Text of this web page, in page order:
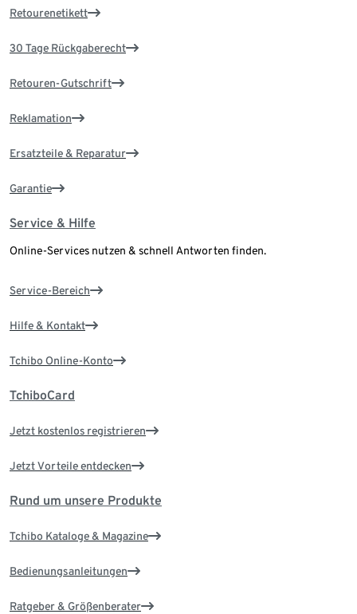
Retourenetikett
30 Tage Rückgaberecht
Retouren-Gutschrift
Reklamation
Ersatzteile & Reparatur
Garantie
Service & Hilfe
Online-Services nutzen & schnell Antworten finden.
Service-Bereich
Hilfe & Kontakt
Tchibo Online-Konto
TchiboCard
Jetzt kostenlos registrieren
Jetzt Vorteile entdecken
Rund um unsere Produkte
Tchibo Kataloge & Magazine
Bedienungsanleitungen
Ratgeber & Größenberater